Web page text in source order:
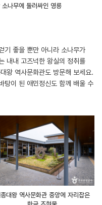
소나무에 둘러싸인 영릉
기 좋을 뿐만 아니라 소나무가
내내 고즈넉한 왕실의 정취를
왕 역사문화관도 방문해 보세요.
탕이 된 애민정신도 함께 배울 수
대왕 역사문화관 중앙에 자리잡은